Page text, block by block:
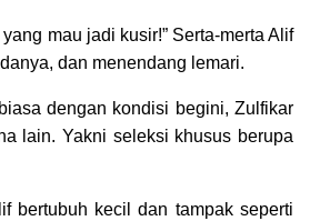
mau jadi kusir!” Serta-merta Alif
dan menendang lemari.
dengan kondisi begini, Zulfikar
lain. Yakni seleksi khusus berupa
bertubuh kecil dan tampak seperti